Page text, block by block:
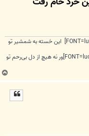
[FONT=lucida grande, tahoma, verdana, arial, sans-serif] این خسته به شمشیر تو
[FONT=lucida grande, tahoma, verdana, arial, sans-serif]ور نه هیچ از دل بی‌رحم تو